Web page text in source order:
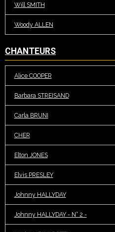
Will SMITH
Woody ALLEN
CHANTEURS
Alice COOPER
Barbara STREISAND
Carla BRUNI
CHER
Elton JONES
Elvis PRESLEY
Johnny HALLYDAY
Johnny HALLYDAY - N° 2 -